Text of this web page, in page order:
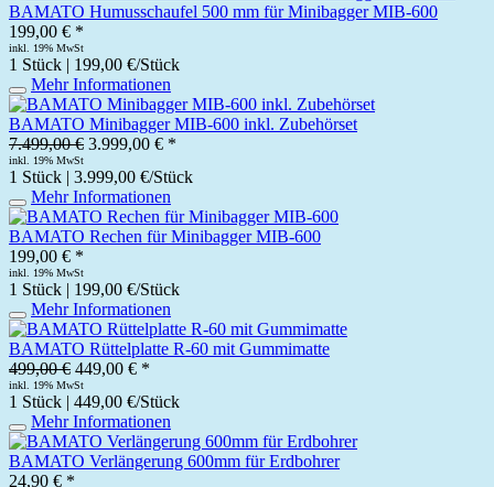
BAMATO Humusschaufel 500 mm für Minibagger MIB-600
199,00 € *
inkl. 19% MwSt
1 Stück | 199,00 €/Stück
Mehr Informationen
BAMATO Minibagger MIB-600 inkl. Zubehörset
7.499,00 € 3.999,00 € *
inkl. 19% MwSt
1 Stück | 3.999,00 €/Stück
Mehr Informationen
BAMATO Rechen für Minibagger MIB-600
199,00 € *
inkl. 19% MwSt
1 Stück | 199,00 €/Stück
Mehr Informationen
BAMATO Rüttelplatte R-60 mit Gummimatte
499,00 € 449,00 € *
inkl. 19% MwSt
1 Stück | 449,00 €/Stück
Mehr Informationen
BAMATO Verlängerung 600mm für Erdbohrer
24,90 € *